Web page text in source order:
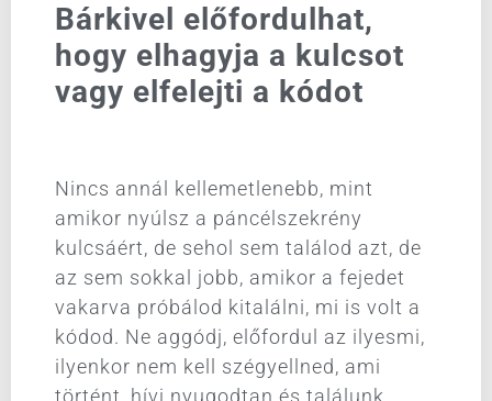
Bárkivel előfordulhat,
hogy elhagyja a kulcsot
vagy elfelejti a kódot
Nincs annál kellemetlenebb, mint
amikor nyúlsz a páncélszekrény
kulcsáért, de sehol sem találod azt, de
az sem sokkal jobb, amikor a fejedet
vakarva próbálod kitalálni, mi is volt a
kódod. Ne aggódj, előfordul az ilyesmi,
ilyenkor nem kell szégyellned, ami
történt, hívj nyugodtan és találunk